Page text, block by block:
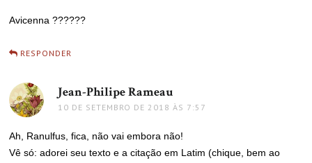
Avicenna ??????
RESPONDER
Jean-Philipe Rameau
10 DE SETEMBRO DE 2018 ÀS 7:57
Ah, Ranulfus, fica, não vai embora não!
Vê só: adorei seu texto e a citação em Latim (chique, bem ao